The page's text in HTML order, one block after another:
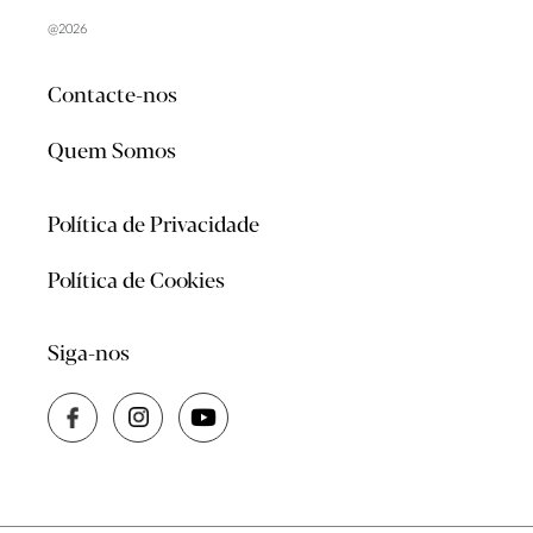
@2026
Contacte-nos
Quem Somos
Política de Privacidade
Política de Cookies
Siga-nos